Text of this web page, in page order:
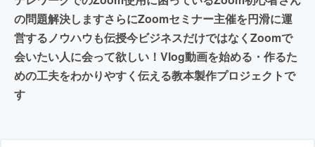
の問題解決しますさらにZoomセミナー主催を円滑に運
営するノウハウも伝授今ビジネスだけではなくZoomで
会いたい人に会って欲しい！Vlog動画を始める・作るた
めの工夫をわかりやすく伝える教本製作プロジェクトで
す